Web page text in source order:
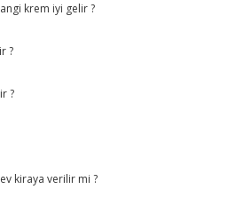
krem iyi gelir ?
?
?
kiraya verilir mi ?